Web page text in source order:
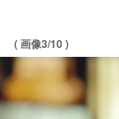
( 画像3/10 )